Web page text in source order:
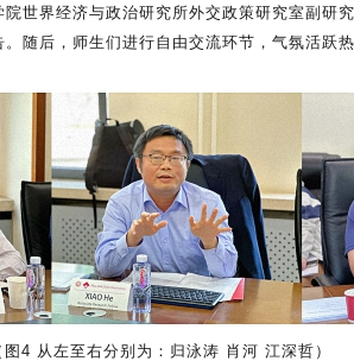
世界经济与政治研究所外交政策研究室副研
随后，师生们进行自由交流环节，气氛活跃热
图4 从左至右分别为：归泳涛 肖河 江深哲）